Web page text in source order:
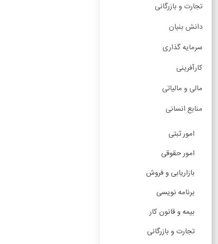
تجارت و بازرگانی
دانش بنیان
سرمایه گذاری
کارآفرینی
مالی و مالیاتی
منابع انسانی
امور ثبتی
امور حقوقی
بازاریابی و فروش
برنامه نویسی
بیمه و قانون کار
تجارت و بازرگانی